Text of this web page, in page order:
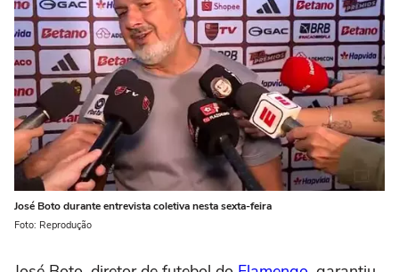
José Boto durante entrevista coletiva nesta sexta-feira
Foto: Reprodução